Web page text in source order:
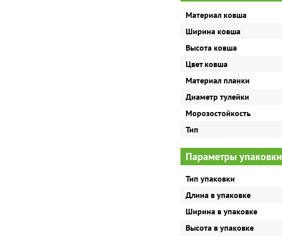
Материал ковша
Ширина ковша
Высота ковша
Цвет ковша
Материал планки
Диаметр тулейки
Морозостойкость
Тип
Параметры упаковки
Тип упаковки
Длина в упаковке
Ширина в упаковке
Высота в упаковке